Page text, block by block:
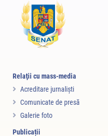
Relaţii cu mass-media
Acreditare jurnalişti
Comunicate de presă
Galerie foto
Publicații